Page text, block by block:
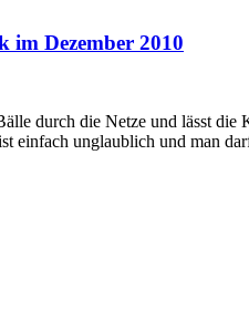
im Dezember 2010
durch die Netze und lässt die
einfach unglaublich und man